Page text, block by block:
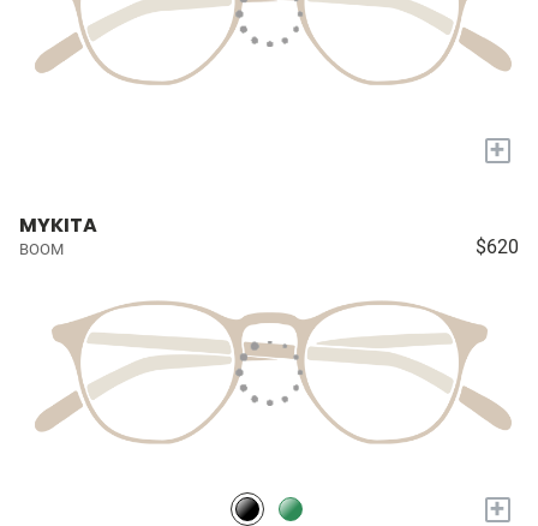
+
MYKITA
BOOM $620
+